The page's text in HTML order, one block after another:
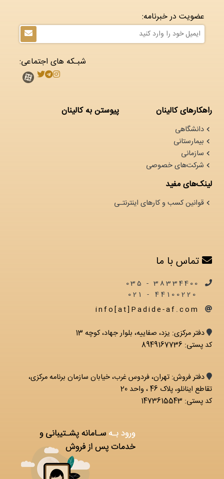
عضویت در خبرنامه:
شبـکه های اجتماعی:
راهکارهای کالینان
دانشگاهی
بیمارستانی
سازمانی
شرکت‌های خصوصی
پیوستن به کالینان
لینک‌های مفید
قوانین کسب و کارهای اینترنتـی
تماس با ما
38334400 - 035
info[at]Padide-af.com
دفتر مرکزی: يزد، صفاییه، بلوار جهاد، کوچه 13
کد پستی: 8949167736
دفتر فروش: تهران، فردوس غرب، خیابان سازمان برنامه مرکزی،
تقاطع اینانلو، پلاک 46 ، واحد 20
کد پستی: 1473615543